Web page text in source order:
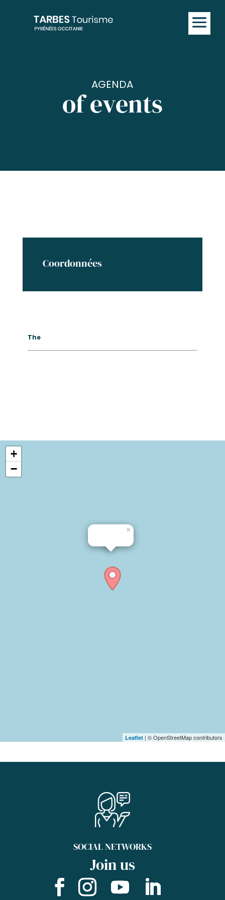
AGENDA
of events
Coordonnées
The
×
+
−
Leaflet | © OpenStreetMap contributors
SOCIAL NETWORKS
Join us